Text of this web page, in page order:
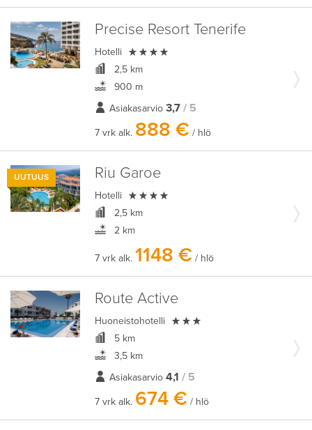
Precise Resort Tenerife
Hotelli 
2,5 km
900 m
Asiakasarvio 3,7 / 5
7 vrk alk. 888 € / hlö
UUTUUS Riu Garoe
Hotelli 
2,5 km
2 km
7 vrk alk. 1148 € / hlö
Route Active
Huoneistohotelli 
5 km
3,5 km
Asiakasarvio 4,1 / 5
7 vrk alk. 674 € / hlö